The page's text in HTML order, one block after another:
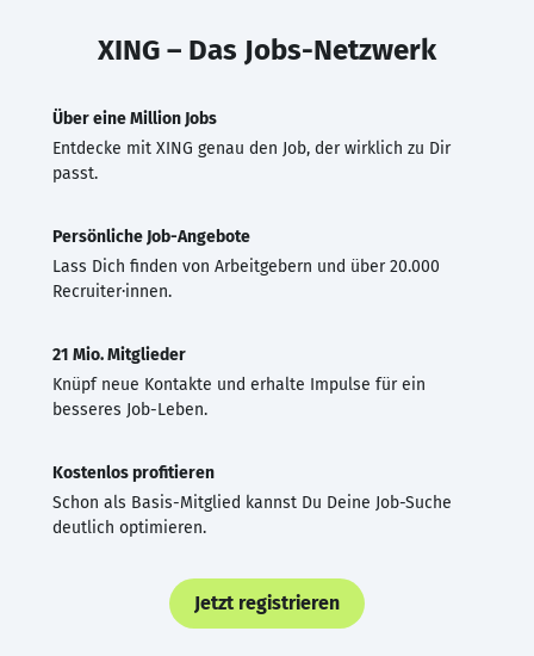
XING – Das Jobs-Netzwerk
Über eine Million Jobs
Entdecke mit XING genau den Job, der wirklich zu Dir
passt.
Persönliche Job-Angebote
Lass Dich finden von Arbeitgebern und über 20.000
Recruiter·innen.
21 Mio. Mitglieder
Knüpf neue Kontakte und erhalte Impulse für ein
besseres Job-Leben.
Kostenlos profitieren
Schon als Basis-Mitglied kannst Du Deine Job-Suche
deutlich optimieren.
Jetzt registrieren